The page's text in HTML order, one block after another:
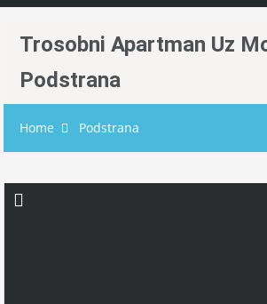
Trosobni Apartman Uz
Podstrana
Home Podstrana